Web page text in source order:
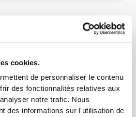
cookies.
de personnaliser le contenu
des fonctionnalités relatives aux
notre trafic. Nous
des informations sur l'utilisation de